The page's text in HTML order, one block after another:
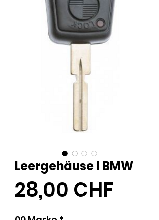
Leergehäuse I BMW
28,00 CHF